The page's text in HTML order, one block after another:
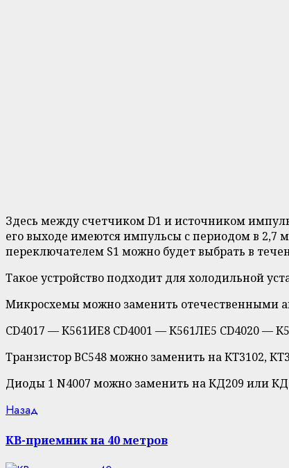
Здесь между счетчиком D1 и источником
его выходе имеются импульсы с периодом в 2,7
переключателем S1 можно будет выбрать в
Такое устройство подходит для холодильной
Микросхемы можно заменить отечественными
CD4017 — К561ИЕ8 CD4001 — К561ЛЕ5 CD4020 —
Транзистор ВС548 можно заменить на КТ3102,
Диоды 1 N4007 можно заменить на КД209 или
Навигация
записи
Назад
КВ-приемник на 40 метров